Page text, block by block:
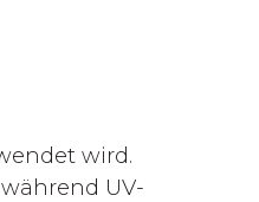
wird.
UV-